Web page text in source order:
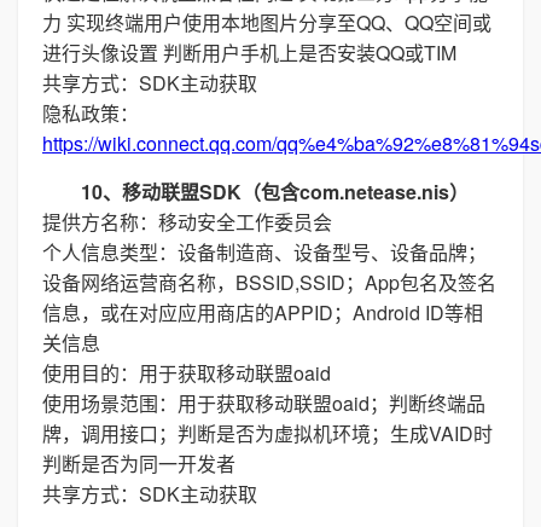
力 实现终端用户使用本地图片分享至QQ、QQ空间或
进行头像设置 判断用户手机上是否安装QQ或TIM
共享方式：SDK主动获取
隐私政策：
https://wiki.connect.qq.com/
10、移动联盟SDK（包含com.netease.nis）
提供方名称：移动安全工作委员会
个人信息类型：设备制造商、设备型号、设备品牌；
设备网络运营商名称，BSSID,SSID；App包名及签名
信息，或在对应应用商店的APPID；Android ID等相
关信息
使用目的：用于获取移动联盟oaid
使用场景范围：用于获取移动联盟oaid；判断终端品
牌，调用接口；判断是否为虚拟机环境；生成VAID时
判断是否为同一开发者
共享方式：SDK主动获取